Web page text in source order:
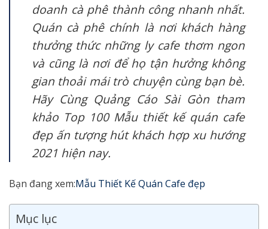
doanh cà phê thành công nhanh nhất.
Quán cà phê chính là nơi khách hàng
thưởng thức những ly cafe thơm ngon
và cũng là nơi để họ tận hưởng không
gian thoải mái trò chuyện cùng bạn bè.
Hãy Cùng Quảng Cáo Sài Gòn tham
khảo Top 100 Mẫu thiết kế quán cafe
đẹp ấn tượng hút khách hợp xu hướng
2021 hiện nay.
Bạn đang xem:Mẫu Thiết Kế Quán Cafe đẹp
Mục lục